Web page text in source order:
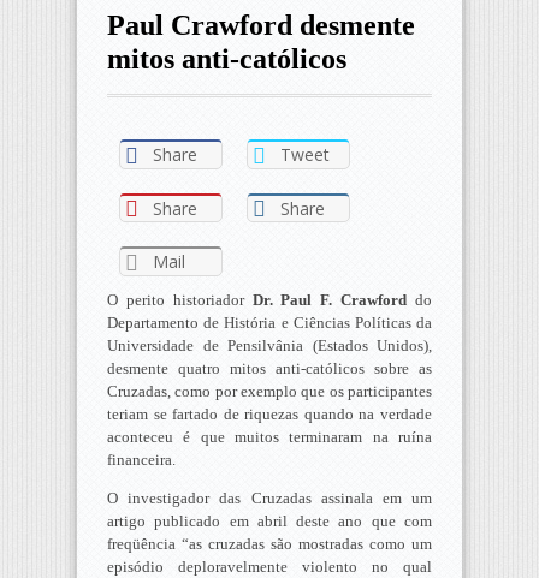
Paul Crawford desmente
mitos anti-católicos
Share Tweet
Share Share
Mail
O perito historiador Dr. Paul F. Crawford do
Departamento de História e Ciências Políticas da
Universidade de Pensilvânia (Estados Unidos),
desmente quatro mitos anti-católicos sobre as
Cruzadas, como por exemplo que os participantes
teriam se fartado de riquezas quando na verdade
aconteceu é que muitos terminaram na ruína
financeira.
O investigador das Cruzadas assinala em um
artigo publicado em abril deste ano que com
freqüência “as cruzadas são mostradas como um
episódio deploravelmente violento no qual